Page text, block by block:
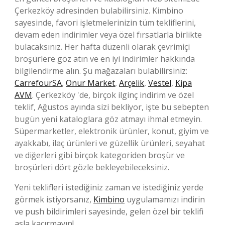
Çerkezköy adresinden bulabilirsiniz. Kimbino
sayesinde, favori işletmelerinizin tüm tekliflerini,
devam eden indirimler veya özel fırsatlarla birlikte
bulacaksınız. Her hafta düzenli olarak çevrimiçi
broşürlere göz atın ve en iyi indirimler hakkında
bilgilendirme alın. Şu mağazaları bulabilirsiniz:
CarrefourSA, Onur Market, Arçelik, Vestel, Kipa
AVM. Çerkezköy 'de, birçok ilginç indirim ve özel
teklif, Ağustos ayında sizi bekliyor, işte bu sebepten
bugün yeni kataloglara göz atmayı ihmal etmeyin.
Süpermarketler, elektronik ürünler, konut, giyim ve
ayakkabı, ilaç ürünleri ve güzellik ürünleri, seyahat
ve diğerleri gibi birçok kategoriden broşür ve
broşürleri dört gözle bekleyebileceksiniz.
Yeni teklifleri istediğiniz zaman ve istediğiniz yerde
görmek istiyorsanız, Kimbino uygulamamızı indirin
ve push bildirimleri sayesinde, gelen özel bir teklifi